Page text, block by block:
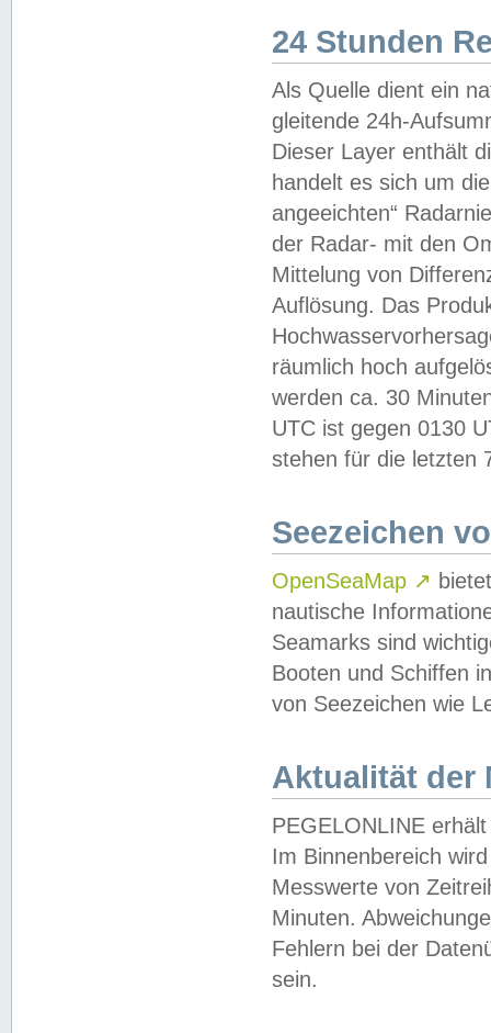
24 Stunden
Als Quelle dient ein
gleitende 24h-
Dieser Layer enthält
handelt es sich um
angeeichten“
der Radar- mit den
Mittelung von
Auflösung. Das
räumlich hoch
werden ca. 30
UTC ist gegen 0130
stehen für die letzten
Seezeichen
OpenSeaMap ↗
nautische
Seamarks sind
Booten und Schiffen
von Seezeichen wie
Aktualität der
PEGELONLINE
Im Binnenbereich
Messwerte von
Minuten.
Fehlern bei der
sein.